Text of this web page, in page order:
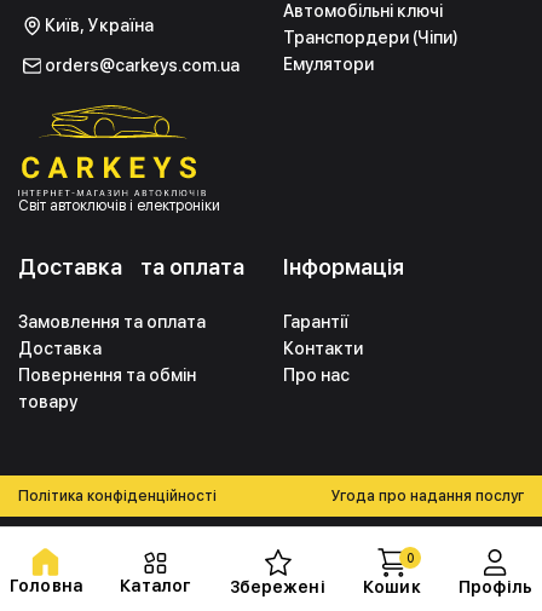
Київ, Україна
orders@carkeys.com.ua
Світ автоключів і електроніки
Автомобільні ключі
Транспордери (Чіпи)
Емулятори
Інформація
Гарантії
Контакти
Про нас
Доставка та оплата
Замовлення та оплата
Доставка
Повернення та обмін
товару
Політика конфіденційності Угода про надання послуг
Головна Каталог Збережені Кошик
0
Профіль